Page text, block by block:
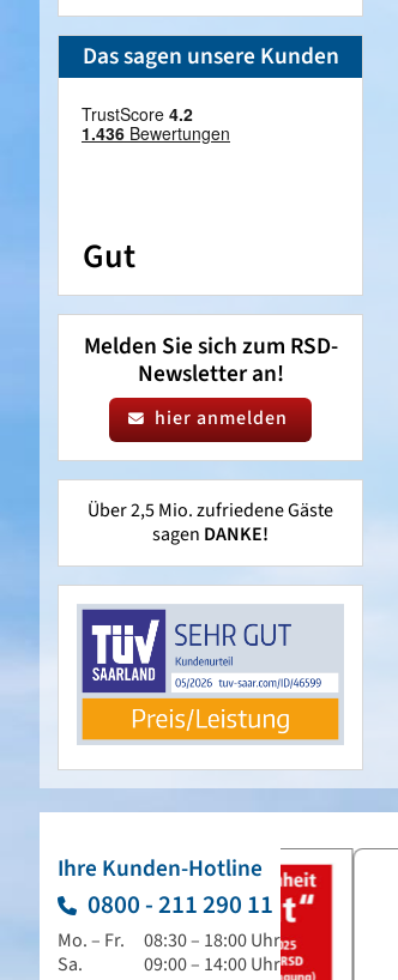
Das sagen unsere Kunden
Gut
Melden Sie sich zum RSD-
Newsletter an!
hier anmelden
Über 2,5 Mio. zufriedene Gäste
sagen DANKE!
Ihre Kunden-Hotline
0800 - 211 290 11
Mo. – Fr.
08:30 – 18:00 Uhr
Sa.
09:00 – 14:00 Uhr